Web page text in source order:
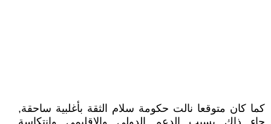
كما كان متوقعا نالت حكومة سلام الثقة بأغلبية ساحقة,